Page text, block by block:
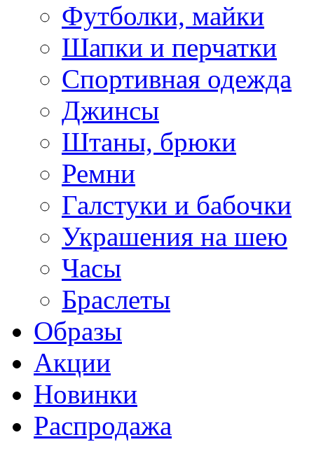
Футболки, майки
Шапки и перчатки
Спортивная одежда
Джинсы
Штаны, брюки
Ремни
Галстуки и бабочки
Украшения на шею
Часы
Браслеты
Образы
Акции
Новинки
Распродажа